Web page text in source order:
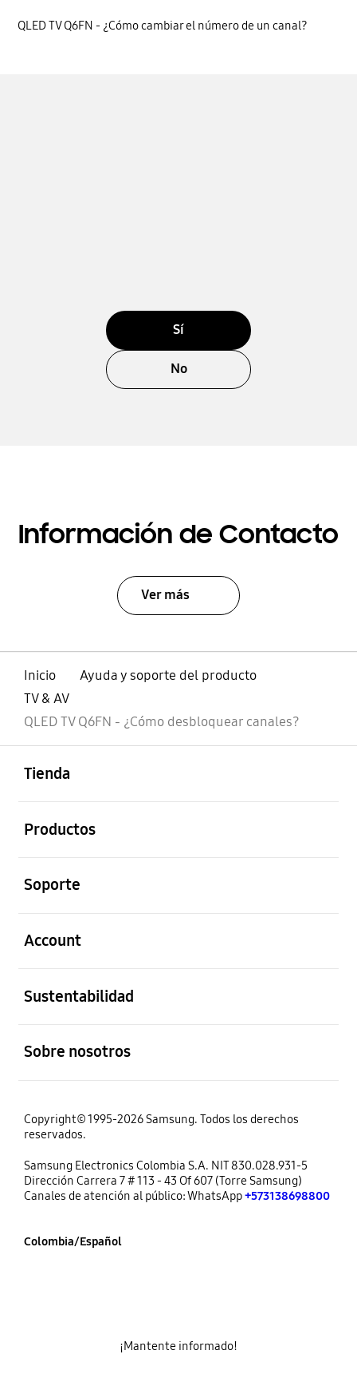
QLED TV Q6FN - ¿Cómo cambiar el número de un canal?
Sí
No
Información de Contacto
Ver más
Inicio
Ayuda y soporte del producto
TV & AV
QLED TV Q6FN - ¿Cómo desbloquear canales?
Tienda
Productos
Soporte
Account
Sustentabilidad
Sobre nosotros
Copyright© 1995-2026 Samsung. Todos los derechos
reservados.
Samsung Electronics Colombia S.A. NIT 830.028.931-5
Dirección Carrera 7 # 113 - 43 Of 607 (Torre Samsung)
Canales de atención al público: WhatsApp+573138698800
Colombia/Español
¡Mantente informado!